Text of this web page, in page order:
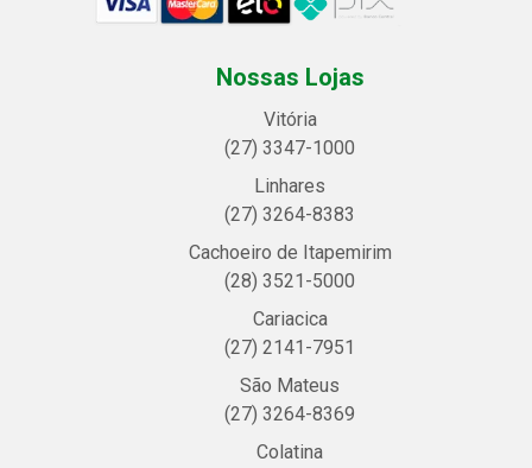
Nossas Lojas
Vitória
(27) 3347-1000
Linhares
(27) 3264-8383
Cachoeiro de Itapemirim
(28) 3521-5000
Cariacica
(27) 2141-7951
São Mateus
(27) 3264-8369
Colatina